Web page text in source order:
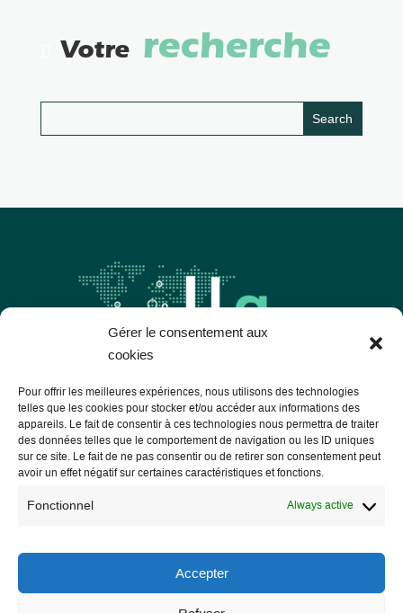
Gérer le consentement aux
cookies
Pour offrir les meilleures expériences, nous utilisons des technologies
telles que les cookies pour stocker et/ou accéder aux informations des
appareils. Le fait de consentir à ces technologies nous permettra de traiter
des données telles que le comportement de navigation ou les ID uniques
sur ce site. Le fait de ne pas consentir ou de retirer son consentement peut
avoir un effet négatif sur certaines caractéristiques et fonctions.
Fonctionnel Always active
Accepter
Votrerecherche
Les Libres Géographes
28 rue Hoche
56000 Vannes